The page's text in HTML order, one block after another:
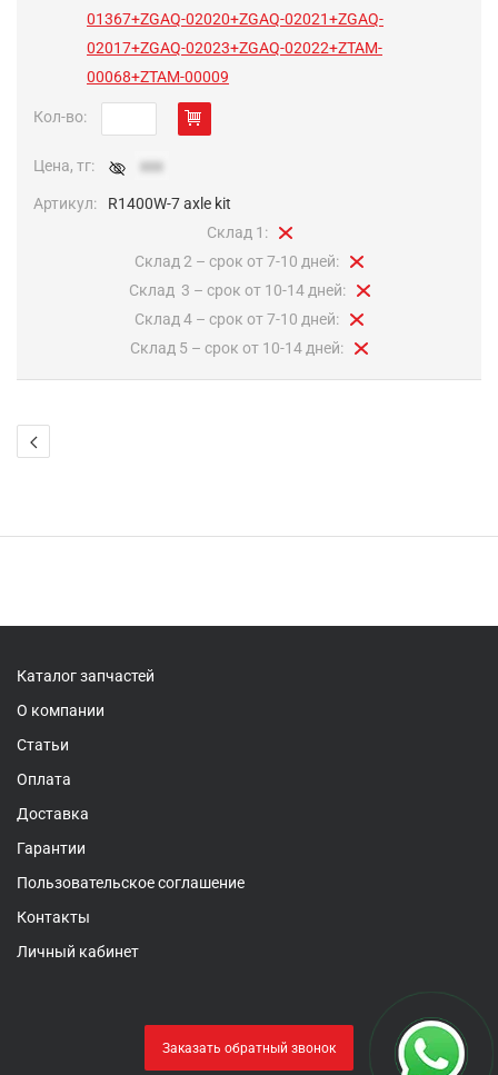
01367+ZGAQ-02020+ZGAQ-02021+ZGAQ-
02017+ZGAQ-02023+ZGAQ-02022+ZTAM-
00068+ZTAM-00009
Артикул:
R1400W-7 axle kit
Склад 1:
Склад 2 – срок от 7-10 дней:
Cклад 3 – срок от 10-14 дней:
Склад 4 – срок от 7-10 дней:
Склад 5 – срок от 10-14 дней:
Цена, тг: xxx
Кол-во:
Каталог запчастей
О компании
Статьи
Оплата
Доставка
Гарантии
Пользовательское соглашение
Контакты
Личный кабинет
Заказать обратный звонок